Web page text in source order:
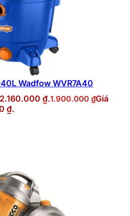
Wadfow WVR7A40
₫.1.900.000 ₫Giá
₫.